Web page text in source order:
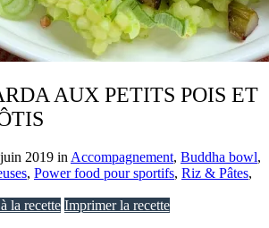
AUX PETITS POIS ET
2019 in Accompagnement, Buddha bowl,
, Power food pour sportifs, Riz & Pâtes,
la recette Imprimer la recette